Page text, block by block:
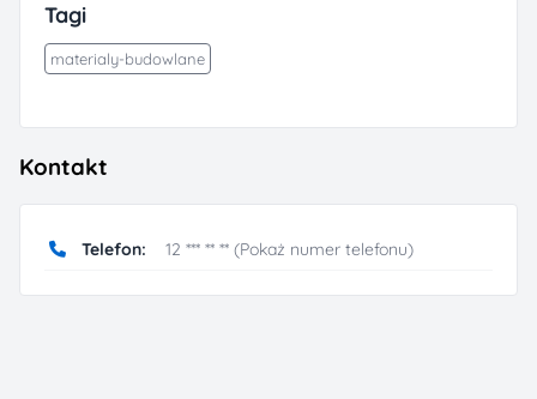
Tagi
materialy-budowlane
Kontakt
Telefon: 12 *** ** ** (Pokaż numer telefonu)